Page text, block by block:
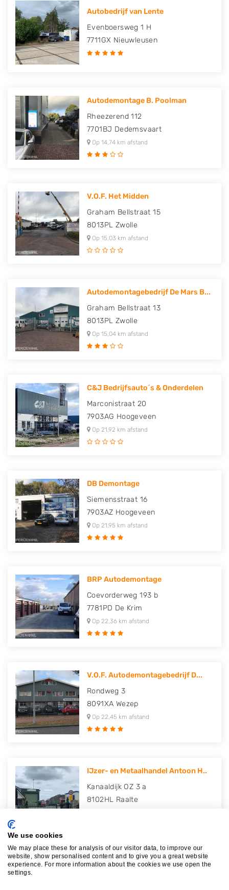
Autobedrijf van Lente
Evenboersweg 1 H
7711GX Nieuwleusen
Autodemontage B. Poolman
Rheezerend 112
7701BJ Dedemsvaart
Op 14,74 km afstand
V.O.F. Het Midden
Graham Bellstraat 15
8013PL Zwolle
Op 15,03 km afstand
Autodemontagebedrijf De Mars B...
Graham Bellstraat 13
8013PL Zwolle
Op 15,04 km afstand
C&J Bedrijfsauto´s & Onderdelen
Marconistraat 20
7903AG Hoogeveen
Op 21,92 km afstand
DB Demontage
Siemensstraat 16
7903AZ Hoogeveen
Op 21,95 km afstand
BRP Autodemontage
Coevorderweg 193 b
7781PD De Krim
Op 22,36 km afstand
V.O.F. Autodemontagebedrijf D...
Rondweg 3
8091XA Wezep
Op 22,45 km afstand
IJzer- en Metaalhandel Antoon H..
Kanaaldijk OZ 3 a
8102HL Raalte
Autodemontage Hoogeveen
We use cookies
We may place these for analysis of our visitor data, to improve our
website, show personalised content and to give you a great website
experience. For more information about the cookies we use open the
settings.